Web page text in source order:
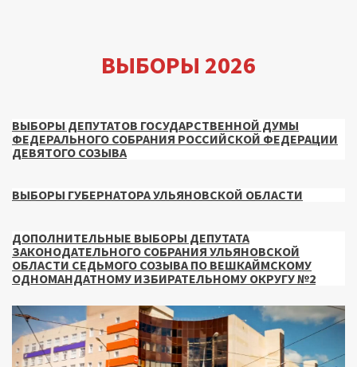
ВЫБОРЫ 2026
ВЫБОРЫ ДЕПУТАТОВ ГОСУДАРСТВЕННОЙ ДУМЫ
ФЕДЕРАЛЬНОГО СОБРАНИЯ РОССИЙСКОЙ ФЕДЕРАЦИИ
ДЕВЯТОГО СОЗЫВА
ВЫБОРЫ ГУБЕРНАТОРА УЛЬЯНОВСКОЙ ОБЛАСТИ
ДОПОЛНИТЕЛЬНЫЕ ВЫБОРЫ ДЕПУТАТА
ЗАКОНОДАТЕЛЬНОГО СОБРАНИЯ УЛЬЯНОВСКОЙ
ОБЛАСТИ СЕДЬМОГО СОЗЫВА ПО ВЕШКАЙМСКОМУ
ОДНОМАНДАТНОМУ ИЗБИРАТЕЛЬНОМУ ОКРУГУ №2